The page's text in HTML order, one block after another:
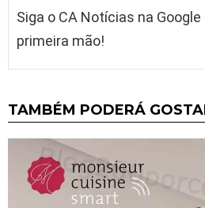
Siga o CA Notícias na
primeira mão!
TAMBÉM PODERÁ